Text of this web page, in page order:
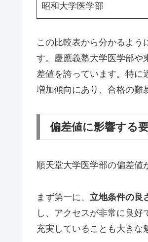
昭和大学医学部
この比較表から分かるよう
す。慶應義塾大学医学部や
差値を誇っています。特に
増加傾向にあり、合格の難
偏差値に影響する
順天堂大学医学部の偏差値
まず第一に、 立地条件の良
し、アクセスが非常に良
充実していることも大きな